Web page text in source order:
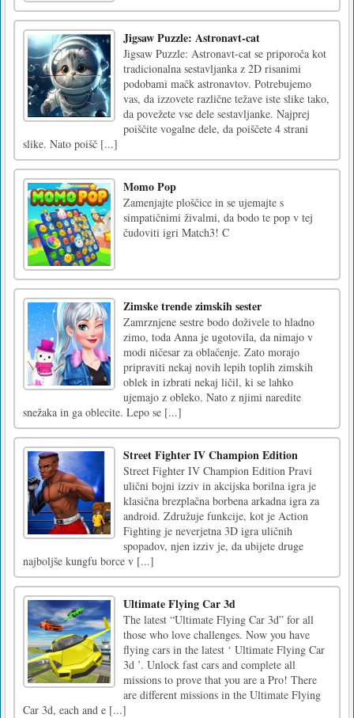
Jigsaw Puzzle: Astronavt-cat
Jigsaw Puzzle: Astronavt-cat se priporoča kot
tradicionalna sestavljanka z 2D risanimi
podobami mačk astronavtov. Potrebujemo
vas, da izzovete različne težave iste slike tako,
da povežete vse dele sestavljanke. Najprej
poiščite vogalne dele, da poiščete 4 strani
slike. Nato poišč [...]
Momo Pop
Zamenjajte ploščice in se ujemajte s
simpatičnimi živalmi, da bodo te pop v tej
čudoviti igri Match3! C
Zimske trende zimskih sester
Zamrznjene sestre bodo doživele to hladno
zimo, toda Anna je ugotovila, da nimajo v
modi ničesar za oblačenje. Zato morajo
pripraviti nekaj novih lepih toplih zimskih
oblek in izbrati nekaj ličil, ki se lahko
ujemajo z obleko. Nato z njimi naredite
snežaka in ga oblecite. Lepo se [...]
Street Fighter IV Champion Edition
Street Fighter IV Champion Edition Pravi
ulični bojni izziv in akcijska borilna igra je
klasična brezplačna borbena arkadna igra za
android. Združuje funkcije, kot je Action
Fighting je neverjetna 3D igra uličnih
spopadov, njen izziv je, da ubijete druge
najboljše kungfu borce v [...]
Ultimate Flying Car 3d
The latest “Ultimate Flying Car 3d” for all
those who love challenges. Now you have
flying cars in the latest ‘ Ultimate Flying Car
3d ’. Unlock fast cars and complete all
missions to prove that you are a Pro! There
are different missions in the Ultimate Flying
Car 3d, each and e [...]